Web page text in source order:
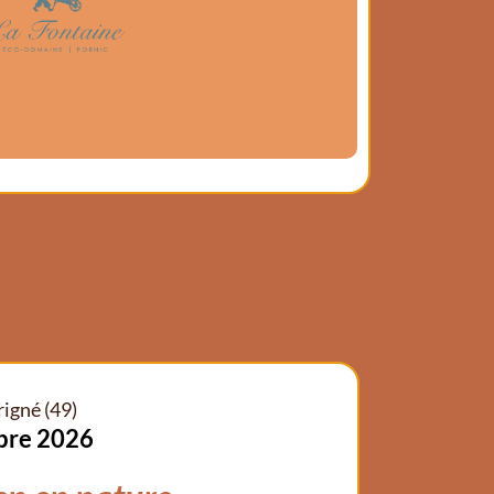
16€ la séance)
ou d’avoir peuvent être envisagées en c
(49)
2026